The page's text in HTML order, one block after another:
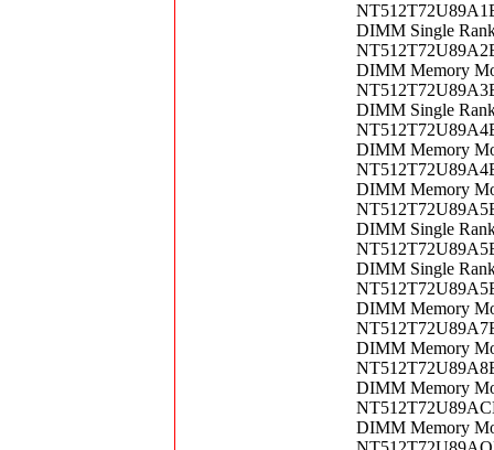
DIMM Single
DIMM Memory
DIMM Single
DIMM Memory
DIMM Memory
DIMM Single
DIMM Single
DIMM Memory
DIMM Memory
DIMM Memory
DIMM Memory